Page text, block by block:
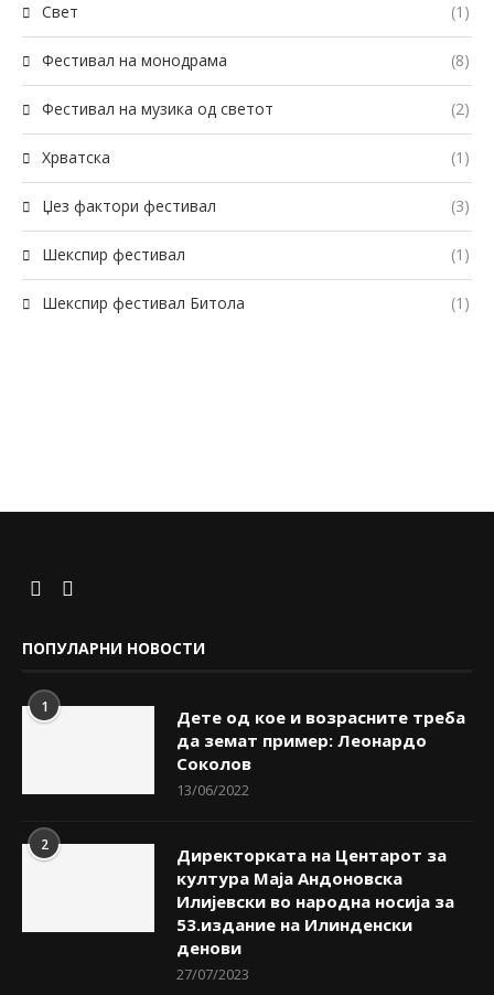
Свет (1)
Фестивал на монодрама (8)
Фестивал на музика од светот (2)
Хрватска (1)
Џез фактори фестивал (3)
Шекспир фестивал (1)
Шекспир фестивал Битола (1)
ПОПУЛАРНИ НОВОСТИ
1
Дете од кое и возрасните треба
да земат пример: Леонардо
Соколов
13/06/2022
2
Директорката на Центарот за
култура Маја Андоновска
Илијевски во народна носија за
53.издание на Илинденски
денови
27/07/2023